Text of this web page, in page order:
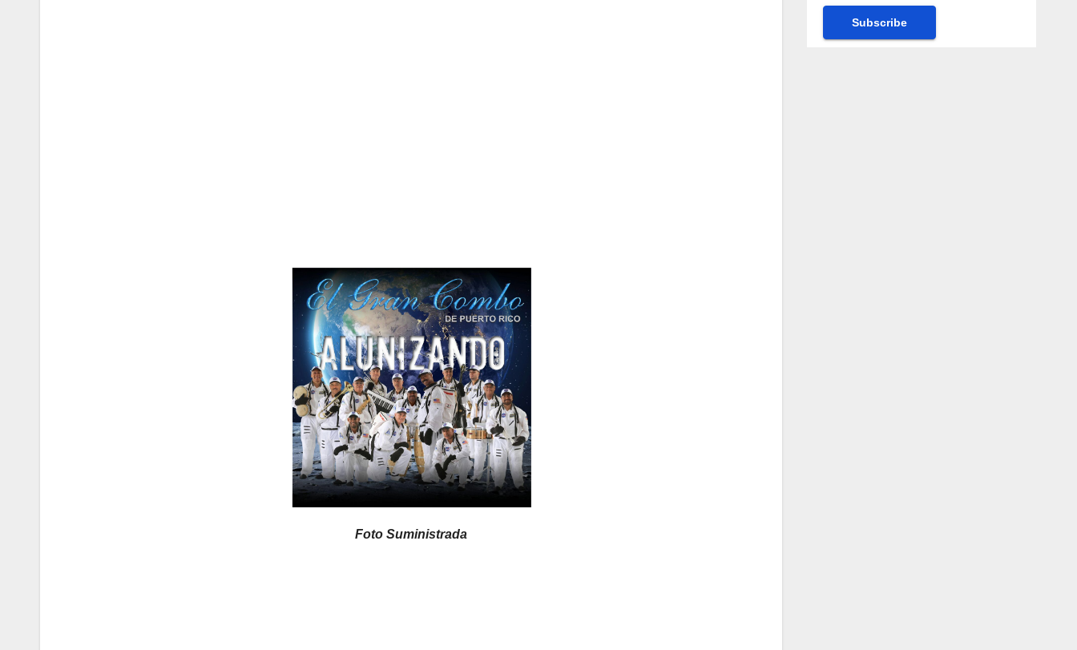
Foto Suministrada